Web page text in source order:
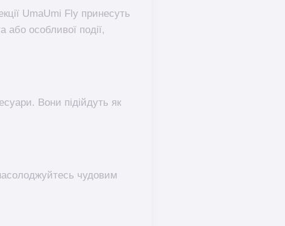
UmaUmi Fly принесуть
або особливої події,
Вони підійдуть як
чудовим